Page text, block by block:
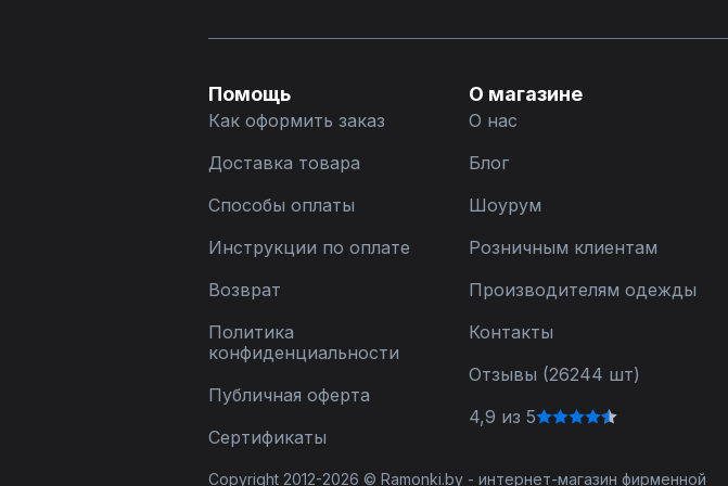
Помощь
Как оформить заказ
Доставка товара
Способы оплаты
Инструкции по оплате
Возврат
Политика
конфиденциальности
Публичная оферта
Сертификаты
О магазине
О нас
Блог
Шоурум
Розничным клиентам
Производителям одежды
Контакты
Отзывы (26244 шт)
4,9 из 5
Copyright 2012-2026 © Ramonki.by - интернет-магазин фирменной